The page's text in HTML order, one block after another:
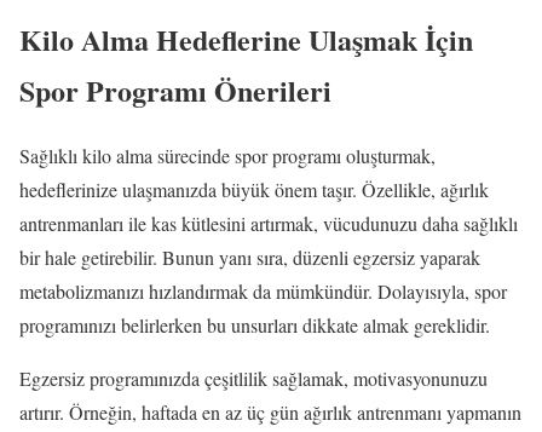
Kilo Alma Hedeflerine Ulaşmak İçin
Spor Programı Önerileri
Sağlıklı kilo alma sürecinde spor programı oluşturmak,
hedeflerinize ulaşmanızda büyük önem taşır. Özellikle, ağırlık
antrenmanları ile kas kütlesini artırmak, vücudunuzu daha sağlıklı
bir hale getirebilir. Bunun yanı sıra, düzenli egzersiz yaparak
metabolizmanızı hızlandırmak da mümkündür. Dolayısıyla, spor
programınızı belirlerken bu unsurları dikkate almak gereklidir.
Egzersiz programınızda çeşitlilik sağlamak, motivasyonunuzu
artırır. Örneğin, haftada en az üç gün ağırlık antrenmanı yapmanın